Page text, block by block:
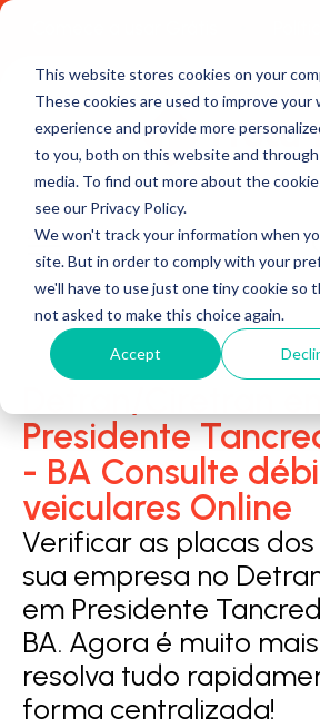
This website stores cookies on your
These cookies are used to improve your
experience and provide more
to you, both on this website and
media. To find out more about the
see our Privacy Policy.
We won't track your information when
site. But in order to comply with your
we'll have to use just one tiny cookie so
not asked to make this choice again.
Accept
Presidente
- BA Consulte
veiculares Online
Verificar as placas dos
sua empresa no
em Presidente
BA. Agora é muito
resolva tudo
forma centralizada!